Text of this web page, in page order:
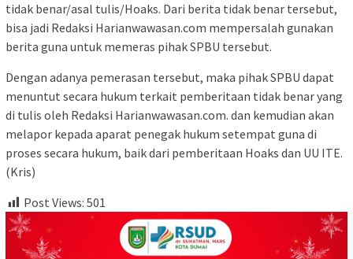
tidak benar/asal tulis/Hoaks. Dari berita tidak benar tersebut,
bisa jadi Redaksi Harianwawasan.com mempersalah gunakan
berita guna untuk memeras pihak SPBU tersebut.
Dengan adanya pemerasan tersebut, maka pihak SPBU dapat
menuntut secara hukum terkait pemberitaan tidak benar yang
di tulis oleh Redaksi Harianwawasan.com. dan kemudian akan
melapor kepada aparat penegak hukum setempat guna di
proses secara hukum, baik dari pemberitaan Hoaks dan UU ITE.
(Kris)
Post Views: 501